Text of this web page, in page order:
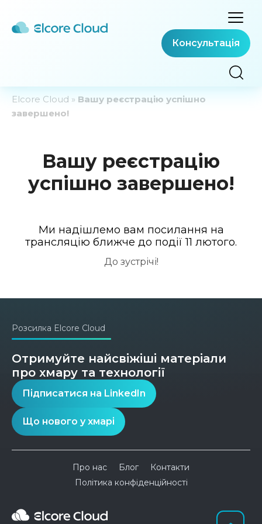
Консультація
Elcore Cloud » Вашу реєстрацію успішно
завершено!
Вашу реєстрацію
успішно завершено!
Ми надішлемо вам посилання на
трансляцію ближче до події 11 лютого.
До зустрічі!
Розсилка Elcore Cloud
Отримуйте найсвіжіші матеріали
про хмару та технології
Підписатися на LinkedIn
Що нового у хмарі
Про нас Блог
Контакти
Політика конфіденційності